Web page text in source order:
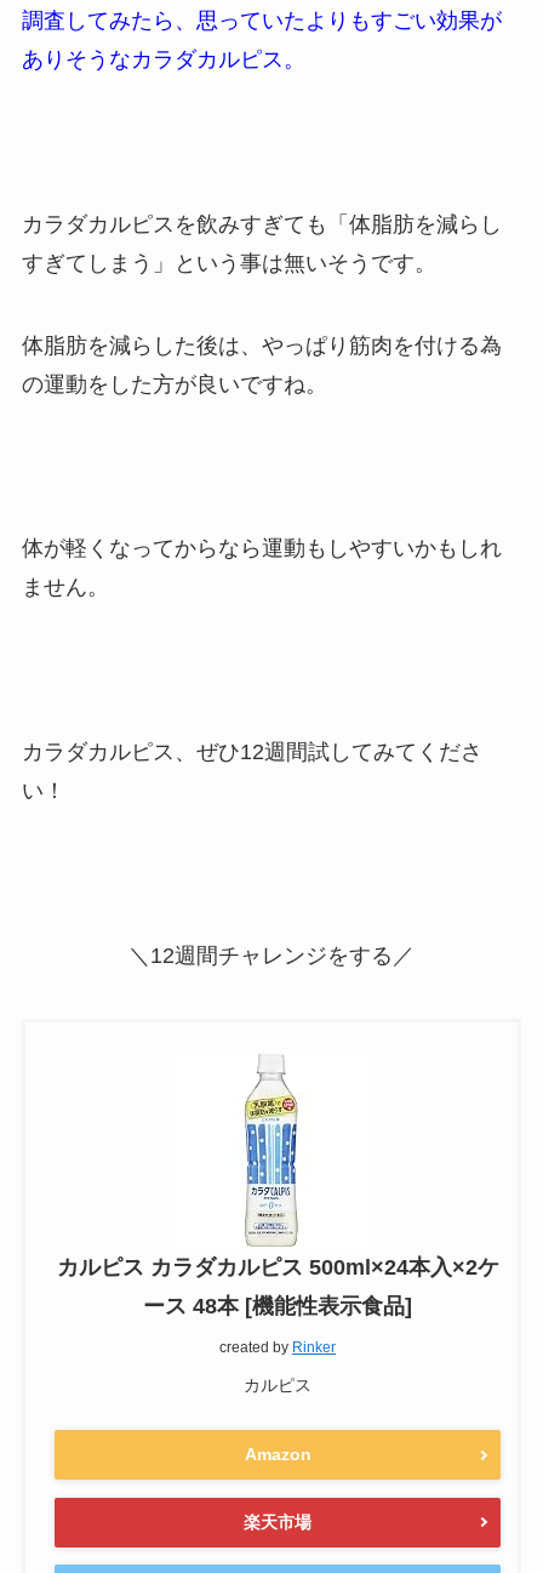
調査してみたら、思っていたよりもすごい効果が
ありそうなカラダカルピス。
カラダカルピスを飲みすぎても「体脂肪を減らし
すぎてしまう」という事は無いそうです。
体脂肪を減らした後は、やっぱり筋肉を付ける為
の運動をした方が良いですね。
体が軽くなってからなら運動もしやすいかもしれ
ません。
カラダカルピス、ぜひ12週間試してみてくださ
い！
＼12週間チャレンジをする／
カルピス カラダカルピス 500ml×24本入×2ケ
ース 48本 [機能性表示食品]
created by Rinker
カルピス
Amazon
楽天市場